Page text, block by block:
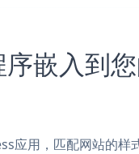
嵌入到
用，匹配网站的